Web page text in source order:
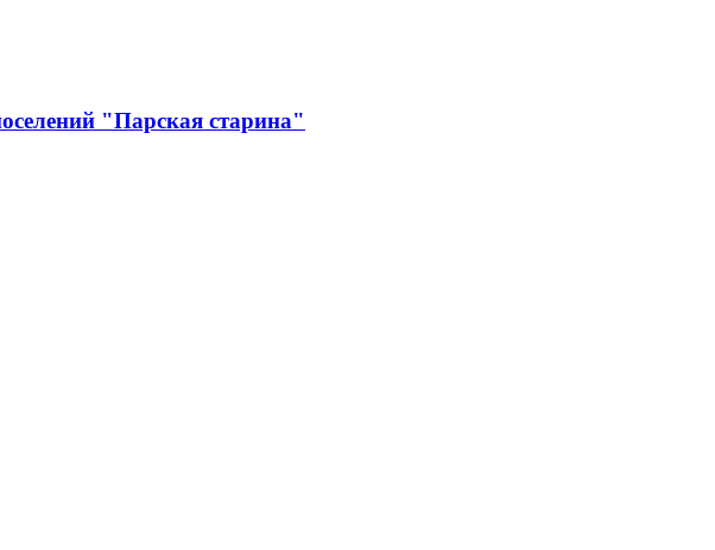
"Парская старина"